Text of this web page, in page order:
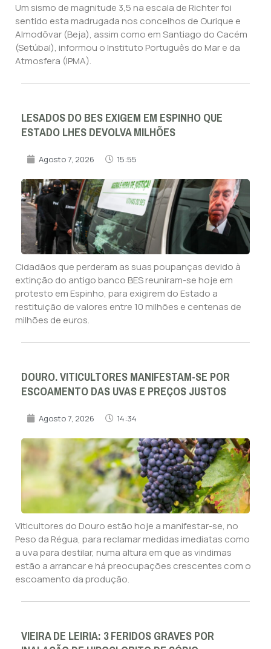
Um sismo de magnitude 3,5 na escala de Richter foi
sentido esta madrugada nos concelhos de Ourique e
Almodôvar (Beja), assim como em Santiago do Cacém
(Setúbal), informou o Instituto Português do Mar e da
Atmosfera (IPMA).
LESADOS DO BES EXIGEM EM ESPINHO QUE
ESTADO LHES DEVOLVA MILHÕES
Agosto 7, 2026 15:55
Cidadãos que perderam as suas poupanças devido à
extinção do antigo banco BES reuniram-se hoje em
protesto em Espinho, para exigirem do Estado a
restituição de valores entre 10 milhões e centenas de
milhões de euros.
DOURO. VITICULTORES MANIFESTAM-SE POR
ESCOAMENTO DAS UVAS E PREÇOS JUSTOS
Agosto 7, 2026 14:34
Viticultores do Douro estão hoje a manifestar-se, no
Peso da Régua, para reclamar medidas imediatas como
a uva para destilar, numa altura em que as vindimas
estão a arrancar e há preocupações crescentes com o
escoamento da produção.
VIEIRA DE LEIRIA: 3 FERIDOS GRAVES POR